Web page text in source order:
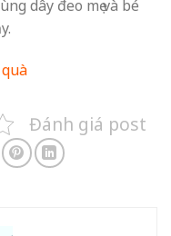
dây đeo mẹ và bé
Đánh giá post